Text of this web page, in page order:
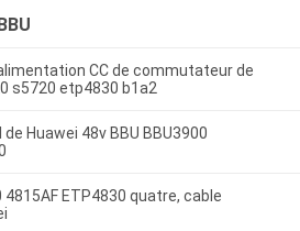
CC de commutateur de
s5720 etp4830 b1a2
Huawei 48v BBU BBU3900
4815AF ETP4830 quatre, cable